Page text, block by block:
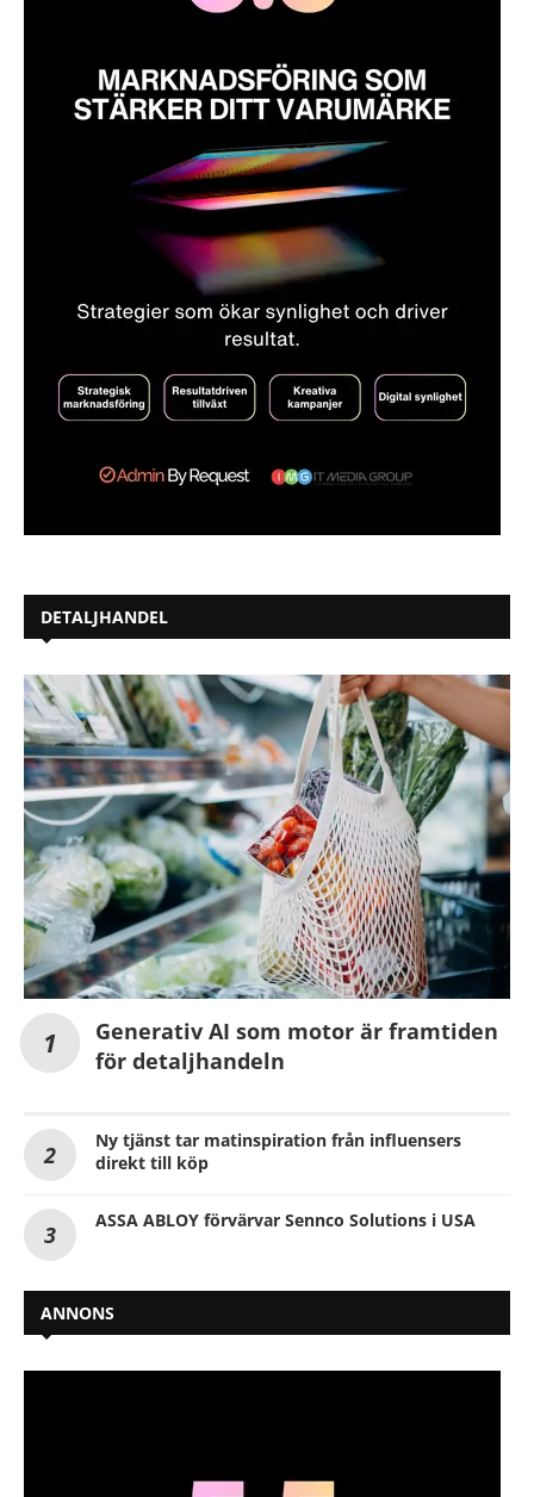
DETALJHANDEL
Generativ AI som motor är framtiden
för detaljhandeln
Ny tjänst tar matinspiration från influensers
direkt till köp
ASSA ABLOY förvärvar Sennco Solutions i USA
ANNONS